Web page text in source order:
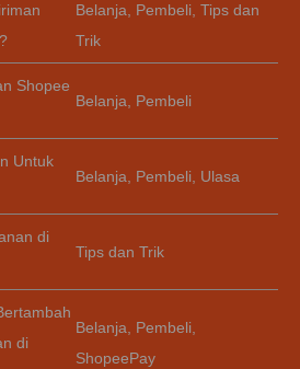
Belanja, Pembeli, Tips dan
Trik
Shopee
Belanja, Pembeli
Untuk
Belanja, Pembeli, Ulasa
di
Tips dan Trik
di
Belanja, Pembeli,
ShopeePay